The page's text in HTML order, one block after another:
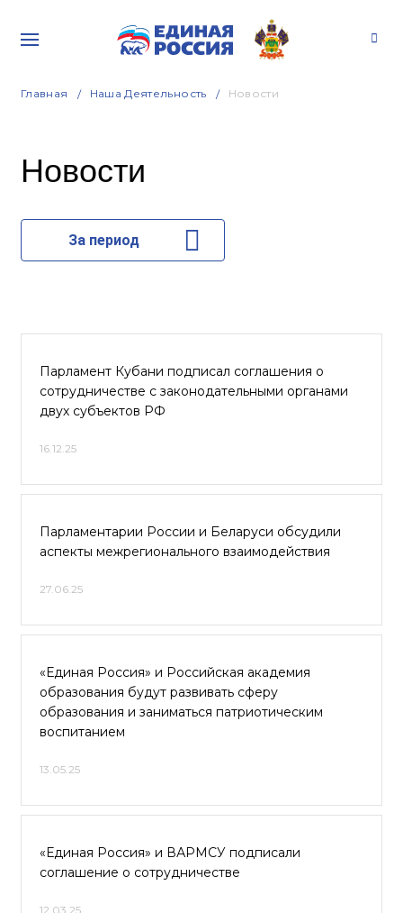
Главная Наша Деятельность Новости
Новости
За период
Парламент Кубани подписал соглашения о
сотрудничестве с законодательными органами
двух субъектов РФ
16.12.25
Парламентарии России и Беларуси обсудили
аспекты межрегионального взаимодействия
27.06.25
«Единая Россия» и Российская академия
образования будут развивать сферу
образования и заниматься патриотическим
воспитанием
13.05.25
«Единая Россия» и ВАРМСУ подписали
соглашение о сотрудничестве
12.03.25